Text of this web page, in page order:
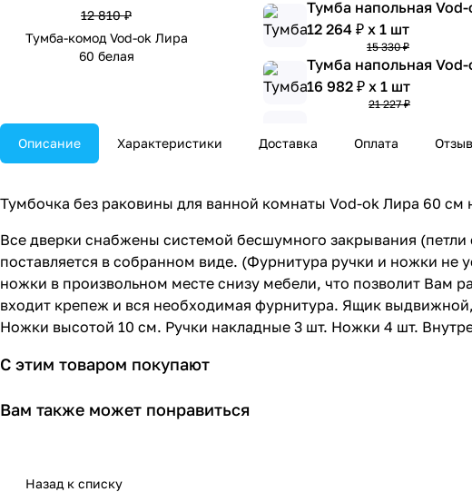
12 810 ₽
Тумба-комод Vod-ok Лира
60 белая
Тумба напольная
12 264 ₽ x 1 шт
15 330 ₽
Тумба напольная
16 982 ₽ x 1 шт
21 227 ₽
Тумба напольная
31 176 ₽
Тумба напольная
белая
19 059 ₽ x 1 шт
23 824 ₽
Описание Характеристики Доставка Оплата
Тумбочка без раковины для ванной комнаты Vod-ok Лира 60 см
Все дверки снабжены системой бесшумного закрывания
поставляется в собранном виде. (Фурнитура ручки и ножки не
ножки в произвольном месте снизу мебели, что позволит Вам
входит крепеж и вся необходимая фурнитура. Ящик
Ножки высотой 10 см. Ручки накладные 3 шт. Ножки 4 шт.
С этим товаром покупают
Вам также может понравиться
Назад к списку